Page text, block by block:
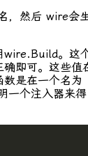
，然后 wire会
wire.Build。这
确即可。这些值
是在一个名为
一个注入器来得